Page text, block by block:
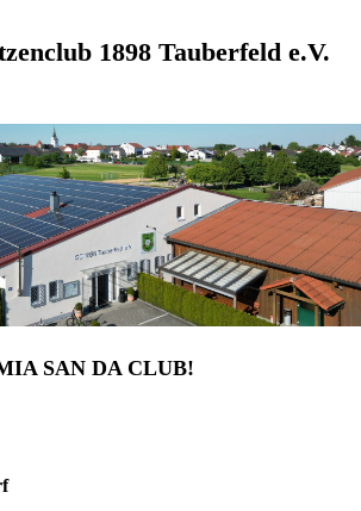
1898 Tauberfeld e.V.
IA SAN DA CLUB!